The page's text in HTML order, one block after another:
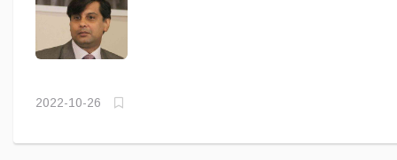
2022-10-26